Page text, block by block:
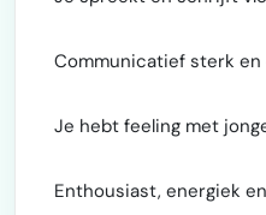
Communicatief sterk
Je hebt feeling met
Enthousiast, energiek